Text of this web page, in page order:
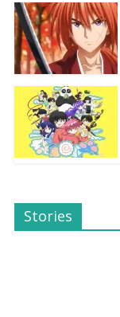
Stories
Dicas de
Filmes Para o